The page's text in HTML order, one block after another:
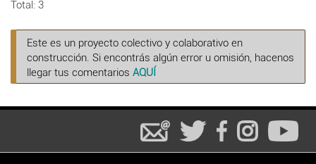
Total: 3
Este es un proyecto colectivo y colaborativo en
construcción. Si encontrás algún error u omisión, hacenos
llegar tus comentarios AQUÍ